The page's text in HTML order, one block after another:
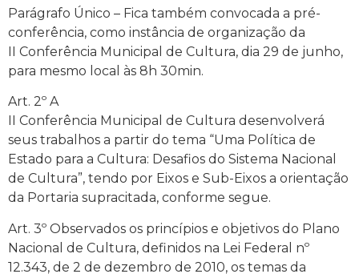
Parágrafo Único – Fica também convocada a pré-
conferência, como instância de organização da
II Conferência Municipal de Cultura, dia 29 de junho,
para mesmo local às 8h 30min.
Art. 2º A
II Conferência Municipal de Cultura desenvolverá
seus trabalhos a partir do tema “Uma Política de
Estado para a Cultura: Desafios do Sistema Nacional
de Cultura”, tendo por Eixos e Sub-Eixos a orientação
da Portaria supracitada, conforme segue.
Art. 3º Observados os princípios e objetivos do Plano
Nacional de Cultura, definidos na Lei Federal nº
12.343, de 2 de dezembro de 2010, os temas da